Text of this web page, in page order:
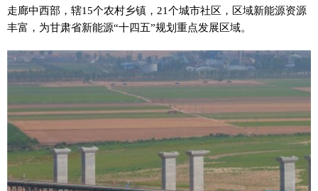
走廊中西部，辖15个农村乡镇，21个城市社区，区域新能源资源
丰富，为甘肃省新能源“十四五”规划重点发展区域。